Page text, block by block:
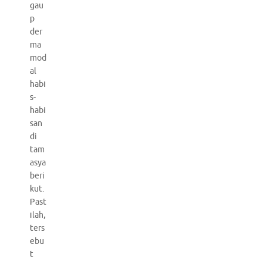
gau
p
der
ma
mod
al
habi
s-
habi
san
di
tam
asya
beri
kut.
Past
ilah,
ters
ebu
t